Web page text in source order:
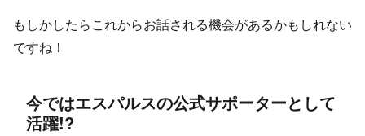
もしかしたらこれからお話される機会があるかもしれない
ですね！
今ではエスパルスの公式サポーターとして
活躍!?